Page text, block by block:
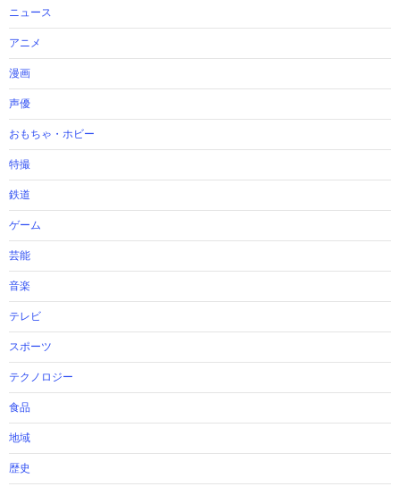
ニュース
アニメ
漫画
声優
おもちゃ・ホビー
特撮
鉄道
ゲーム
芸能
音楽
テレビ
スポーツ
テクノロジー
食品
地域
歴史